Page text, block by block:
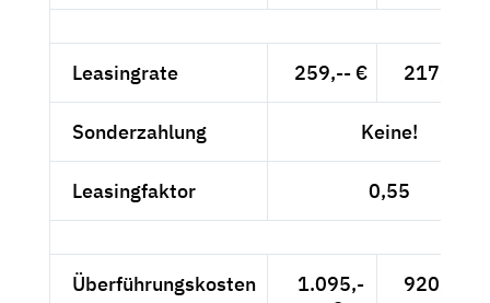
Leasingrate 259,-- € 217,65 €
Sonderzahlung Keine!
Leasingfaktor 0,55
Überführungskosten
1.095,-
920,17 €